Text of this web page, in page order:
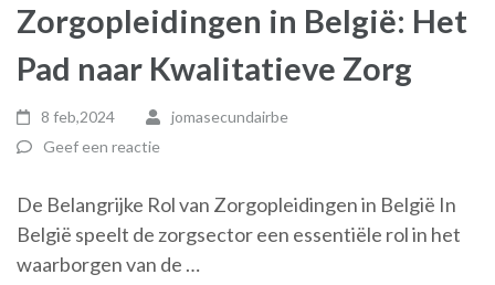
Zorgopleidingen in België: Het
Pad naar Kwalitatieve Zorg
8 feb,2024
jomasecundairbe
Geef een reactie
De Belangrijke Rol van Zorgopleidingen in België In
België speelt de zorgsector een essentiële rol in het
waarborgen van de …